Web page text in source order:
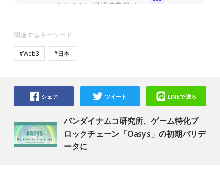
関連するキーワード
#Web3 #日本
バンダイナムコ研究所、ゲーム特化ブ
ロックチェーン「Oasys」の初期バリデ
ータに
シェア ツイート LINEで送る